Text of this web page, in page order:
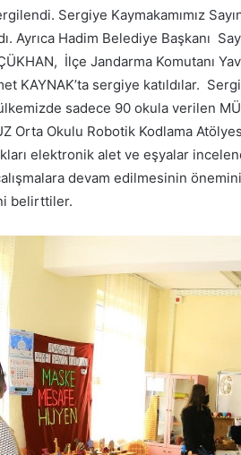
Sergiye Kaymakamımız
Ayrıca Hadim Belediye Başkanı
İlçe Jandarma Komutanı
KAYNAK’ta sergiye katıldılar.
sadece 90 okula verilen
Orta Okulu Robotik Kodlama
elektronik alet ve eşyalar
devam edilmesinin
belirttiler.